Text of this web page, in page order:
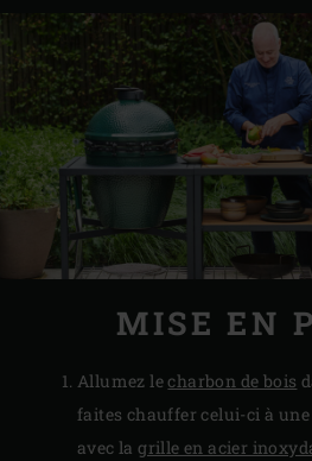
MISE EN
Allumez lecharbon de bois
faites chauffer celui-ci à une
avec lagrille en acier